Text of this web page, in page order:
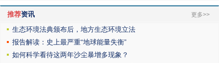
推荐资讯 更多>>
生态环境法典颁布后，地方生态环境立法
报告解读：史上最严重“地球能量失衡”
如何科学看待这两年沙尘暴增多现象？